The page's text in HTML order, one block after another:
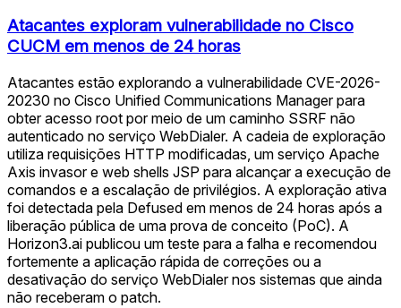
Atacantes exploram vulnerabilidade no Cisco
CUCM em menos de 24 horas
Atacantes estão explorando a vulnerabilidade CVE-2026-
20230 no Cisco Unified Communications Manager para
obter acesso root por meio de um caminho SSRF não
autenticado no serviço WebDialer. A cadeia de exploração
utiliza requisições HTTP modificadas, um serviço Apache
Axis invasor e web shells JSP para alcançar a execução de
comandos e a escalação de privilégios. A exploração ativa
foi detectada pela Defused em menos de 24 horas após a
liberação pública de uma prova de conceito (PoC). A
Horizon3.ai publicou um teste para a falha e recomendou
fortemente a aplicação rápida de correções ou a
desativação do serviço WebDialer nos sistemas que ainda
não receberam o patch.